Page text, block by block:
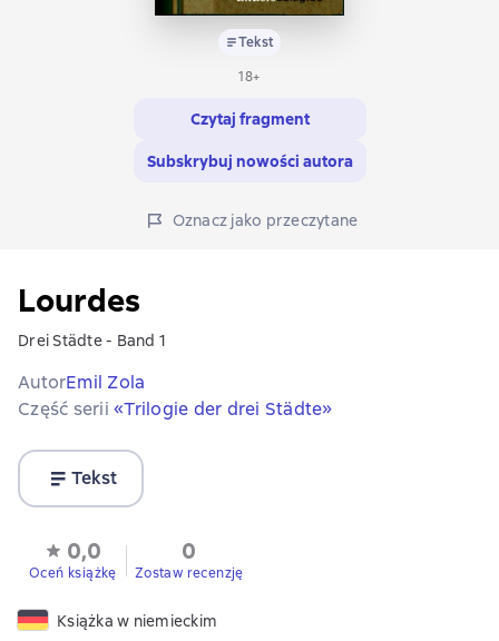
Tekst
18+
Czytaj fragment
Subskrybuj nowości autora
Oznacz jako przeczytane
Lourdes
Drei Städte - Band 1
AutorEmil Zola
Część serii «Trilogie der drei Städte»
Tekst
0,0
Oceń książkę
0
Zostaw recenzję
Książka w niemieckim